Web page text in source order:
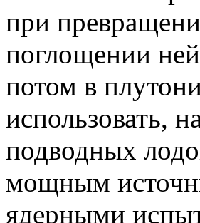
при
поглощении
потом в
использовать,
подводных
мощным
ядерными